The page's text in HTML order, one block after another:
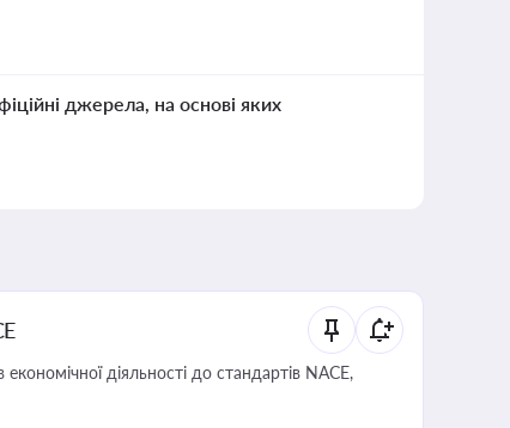
джерела, на основі яких
діяльності до стандартів NACE,